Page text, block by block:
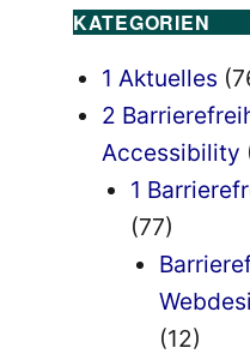
KATEGORIEN
1 Aktuelles
2
Accessibility
1
(77)
(12)